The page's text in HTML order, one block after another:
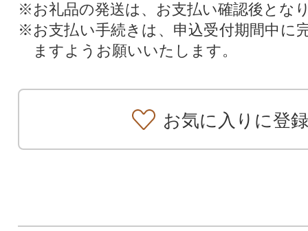
※お礼品の発送は、お支払い確認後とな
※お支払い手続きは、申込受付期間中に
ますようお願いいたします。
お気に入りに登録